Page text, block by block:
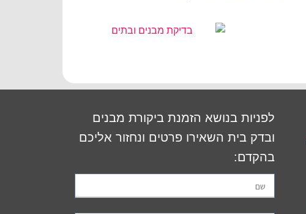
לפניות בנושא הזמנת ביקורת מבנים
ובדק בית השאירו פרטים ונחזור אליכם
בהקדם: